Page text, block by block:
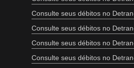
Consulte seus débitos no
Consulte seus débitos no
Consulte seus débitos no
Consulte seus débitos no